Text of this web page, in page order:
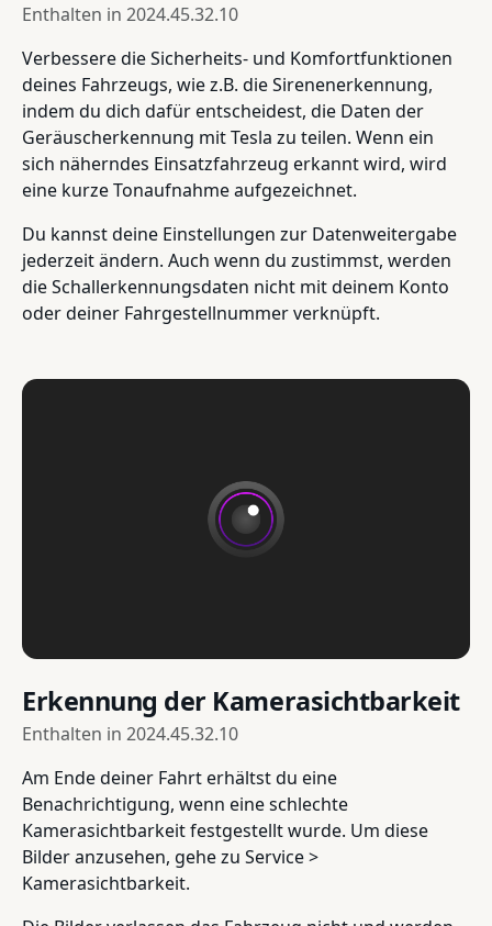
Enthalten in 2024.45.32.10
Verbessere die Sicherheits- und Komfortfunktionen
deines Fahrzeugs, wie z.B. die Sirenenerkennung,
indem du dich dafür entscheidest, die Daten der
Geräuscherkennung mit Tesla zu teilen. Wenn ein
sich näherndes Einsatzfahrzeug erkannt wird, wird
eine kurze Tonaufnahme aufgezeichnet.
Du kannst deine Einstellungen zur Datenweitergabe
jederzeit ändern. Auch wenn du zustimmst, werden
die Schallerkennungsdaten nicht mit deinem Konto
oder deiner Fahrgestellnummer verknüpft.
Erkennung der Kamerasichtbarkeit
Enthalten in 2024.45.32.10
Am Ende deiner Fahrt erhältst du eine
Benachrichtigung, wenn eine schlechte
Kamerasichtbarkeit festgestellt wurde. Um diese
Bilder anzusehen, gehe zu Service >
Kamerasichtbarkeit.